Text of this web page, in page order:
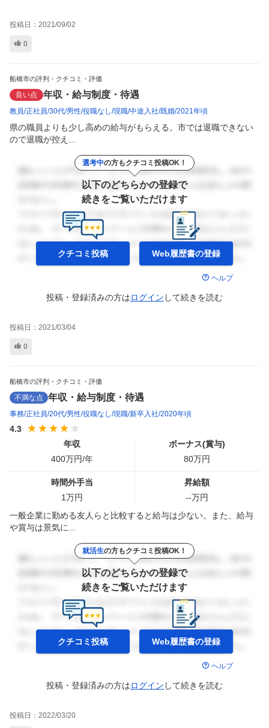
投稿日： 2021/09/02
0
船橋市の評判・クチコミ・評価
良い点 年収・給与制度・待遇
教員 正社員 30代 男性 役職なし 現職 中途入社 既婚 2021年頃
県の職員よりも少し高めの給与がもらえる。市では退職できない
ので退職が控え...
選考中の方もクチコミ投稿OK！
以下のどちらかの登録で
続きをご覧いただけます
クチコミ投稿 Web履歴書の登録
ヘルプ
投稿・登録済みの方はログイン して続きを読む
投稿日： 2021/03/04
0
船橋市の評判・クチコミ・評価
不満な点 年収・給与制度・待遇
事務 正社員 20代 男性 役職なし 現職 新卒入社 2020年頃
4.3
年収
400万円/年
ボーナス(賞与)
80万円
時間外手当
1万円
昇給額
--万円
一般企業に勤める友人らと比較すると給与は少ない。また、給与
や賞与は景気に...
就活生の方もクチコミ投稿OK！
以下のどちらかの登録で
続きをご覧いただけます
クチコミ投稿 Web履歴書の登録
ヘルプ
投稿・登録済みの方はログイン して続きを読む
投稿日： 2022/03/20